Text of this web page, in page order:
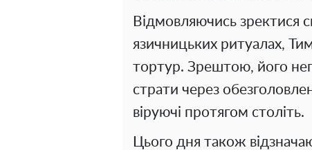
Відмовляючись зректися
язичницьких ритуалах,
тортур. Зрештою, його
страти через
віруючі протягом століть.
Цього дня також